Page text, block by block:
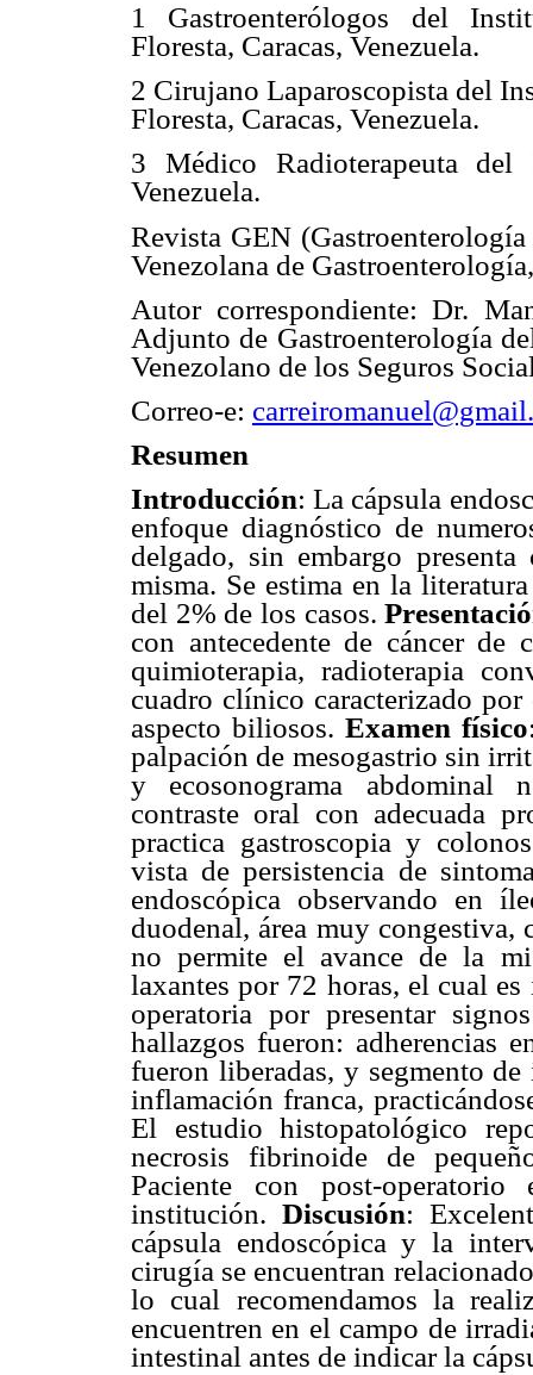
1 Gastroenterólogos del
Floresta, Caracas, Venezuela.
2 Cirujano Laparoscopista del
Floresta, Caracas, Venezuela.
3 Médico Radioterapeuta
Venezuela.
Revista GEN
Venezolana de
Autor correspondiente: Dr.
Adjunto de Gastroenterología
Venezolano de los Seguros
Correo-e:
Resumen
Introducción: La cápsula
enfoque diagnóstico de
delgado, sin embargo
misma. Se estima en la
del 2% de los casos.
con antecedente de cáncer
quimioterapia, radioterapia
cuadro clínico caracterizado
aspecto biliosos. Examen físico
palpación de mesogastrio sin
y ecosonograma abdominal
contraste oral con adecuada
practica gastroscopia y
vista de persistencia de
endoscópica observando en
duodenal, área muy
no permite el avance de la
laxantes por 72 horas, el cual
operatoria por presentar
hallazgos fueron: adherencias
fueron liberadas, y segmento
inflamación franca,
El estudio histopatológico
necrosis fibrinoide de
Paciente con post-
institución.Discusión:
cápsula endoscópica y la
cirugía se encuentran
lo cual recomendamos la
encuentren en el campo de
intestinal antes de indicar la